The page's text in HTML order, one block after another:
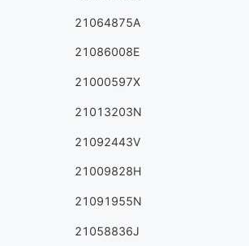
21064875A
21086008E
21000597X
21013203N
21092443V
21009828H
21091955N
21058836J